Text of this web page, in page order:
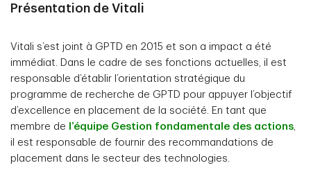
Présentation de Vitali
Vitali s’est joint à GPTD en 2015 et son a impact a été
immédiat. Dans le cadre de ses fonctions actuelles, il est
responsable d’établir l’orientation stratégique du
programme de recherche de GPTD pour appuyer l’objectif
d’excellence en placement de la société. En tant que
membre de
l’équipe Gestion fondamentale des actions,
il est responsable de fournir des recommandations de
placement dans le secteur des technologies.